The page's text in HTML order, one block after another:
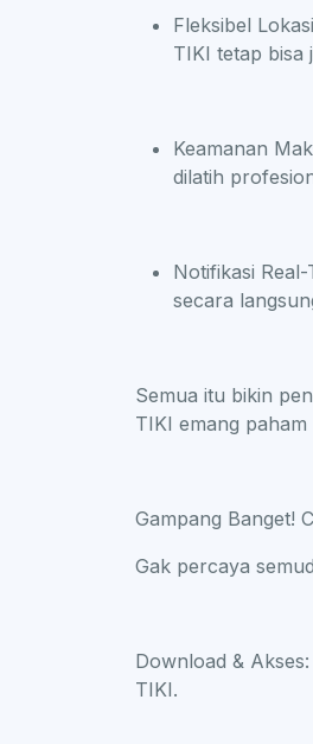
Fleksibel
TIKI tetap bisa
Keamanan
dilatih
Notifikasi
secara
Semua itu bikin
TIKI emang
Gampang Banget!
Gak percaya
Download &
TIKI.